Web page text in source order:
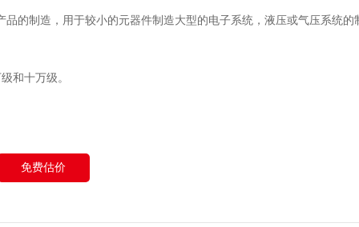
的制造，用于较小的元器件制造大型的电子系统，液压或气压系统的
和十万级。
免费估价